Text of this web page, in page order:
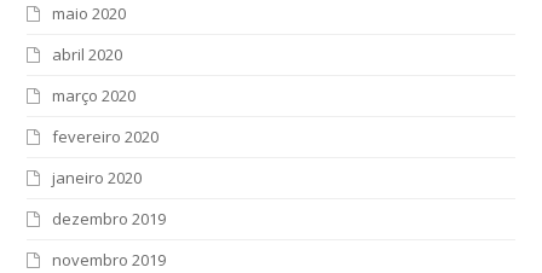
maio 2020
abril 2020
março 2020
fevereiro 2020
janeiro 2020
dezembro 2019
novembro 2019